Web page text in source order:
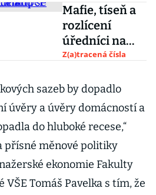
Mafie, tíseň a
rozlícení
úředníci na
bagrech. Kupci
apartmánů se
chytají do
pastí
Z(a)tracená čísla
sazeb by dopadlo
úvěry a úvěry domácností a
do hluboké recese,“
přísné měnové politiky
ekonomie Fakulty
Tomáš Pavelka s tím, že